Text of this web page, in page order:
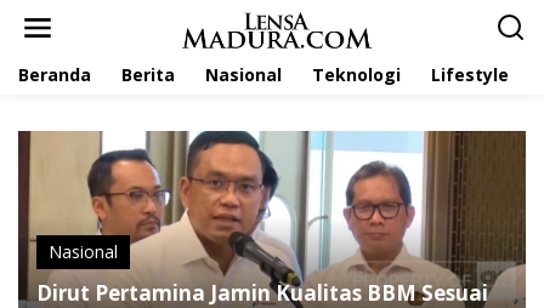
Beranda Berita Nasional Teknologi Lifestyle
Nasional
Dirut Pertamina Jamin Kualitas BBM Sesuai